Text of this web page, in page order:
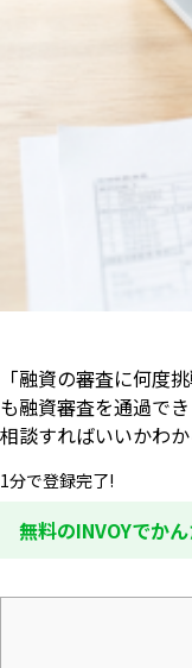
「融資の審査に何度
も融資審査を通過で
相談すればいいかわ
1分で登録完了!
無料のINVOYでか